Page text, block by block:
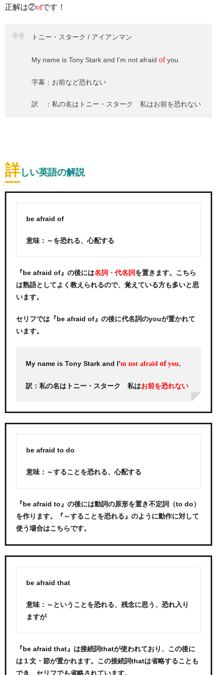
正解は②ofです！
トニー・スターク / アイアンマン
My name is Tony Stark and I’m not afraid ofyou.
字幕：お前など恐れない
訳 ：私の名はトニー・スターク 私はお前を恐れない
詳しい英語の解説
be afraid of
意味：～を恐れる、心配する
『be afraid of』の後には名詞・代名詞 を置きます。こちら
は熟語としてよく教えられるので、覚えている方も多いと思
います。
セリフでは『be afraid of』の後に代名詞のyouが置かれて
います。
My name is Tony Stark and I’m not afraid ofyou.
訳：私の名はトニー・スターク 私はお前を恐れない
be afraid to do
意味：～することを恐れる、心配する
『be afraid to』の後には動詞の原形を置き不定詞（to do）
を作ります。『～することを恐れる』のように動作に対して
使う場合はこちらです。
be afraid that
意味：～ということを恐れる、残念に思う、恐れ入り
ますが
『be afraid that』は接続詞thatが使われており、この後に
は１文・節が置かれます。この接続詞thatは省略することも
でき、セリフでも省略されています。